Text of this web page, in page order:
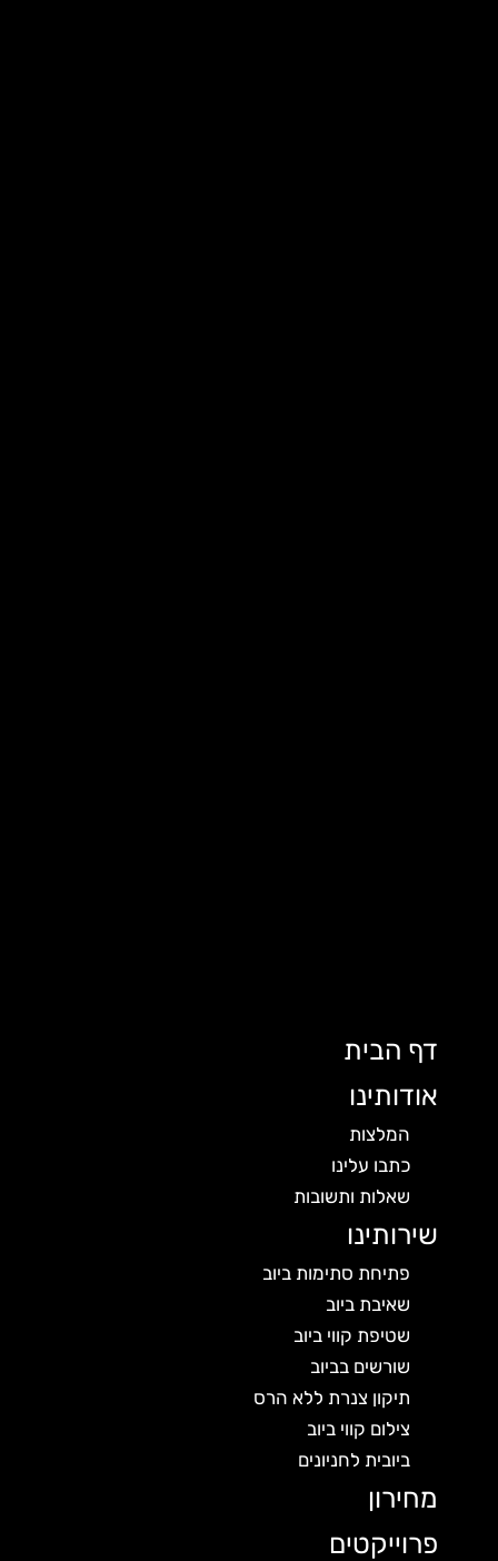
דף הבית
אודותינו
המלצות
כתבו עלינו
שאלות ותשובות
שירותינו
פתיחת סתימות ביוב
שאיבת ביוב
שטיפת קווי ביוב
שורשים בביוב
תיקון צנרת ללא הרס
צילום קווי ביוב
ביובית לחניונים
מחירון
פרוייקטים